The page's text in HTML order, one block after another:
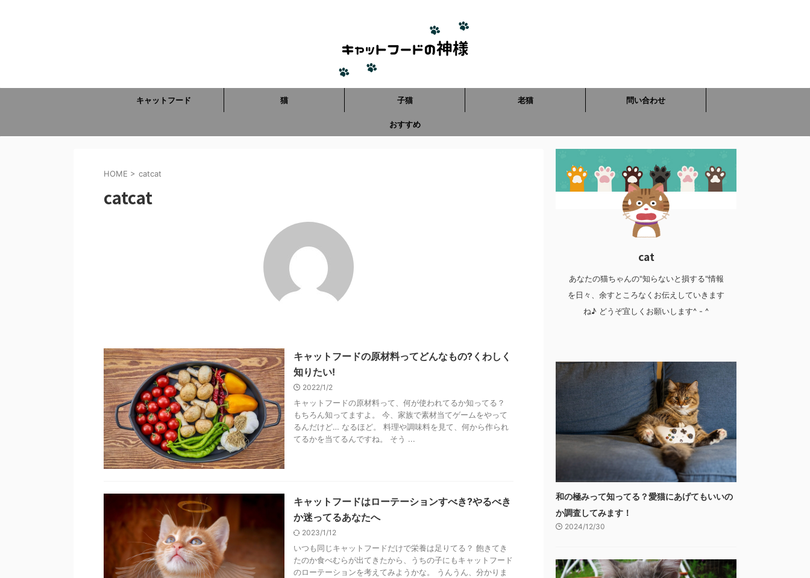
キャットフード 猫 子猫 老猫 問い合わせ
おすすめ
HOME > catcat
catcat
キャットフードの原材料ってどんなもの?くわしく
知りたい!
2022/1/2
キャットフードの原材料って、何が使われてるか知ってる？
もちろん知ってますよ。 今、家族で素材当てゲームをやって
るんだけど… なるほど。 料理や調味料を見て、何から作られ
てるかを当てるんですね。 そう ...
キャットフードはローテーションすべき?やるべき
か迷ってるあなたへ
2023/1/12
いつも同じキャットフードだけで栄養は足りてる？ 飽きてき
たのか食べむらが出てきたから、うちの子にもキャットフード
のローテーションを考えてみようかな。 うんうん、分かりま
cat
あなたの猫ちゃんの"知らないと損する"情報
を日々、余すところなくお伝えしていきます
ね♪ どうぞ宜しくお願いします^ - ^
和の極みって知ってる？愛猫にあげてもいいの
か調査してみます！
2024/12/30